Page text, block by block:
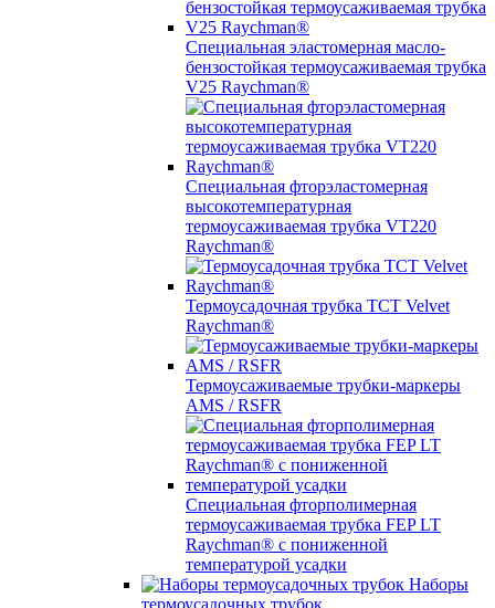
Специальная эластомерная масло-
бензостойкая термоусаживаемая трубка
V25 Raychman®
Специальная фторэластомерная
высокотемпературная
термоусаживаемая трубка VT220
Raychman®
Термоусадочная трубка TCT Velvet
Raychman®
Термоусаживаемые трубки-маркеры
AMS / RSFR
Специальная фторполимерная
термоусаживаемая трубка FEP LT
Raychman® с пониженной
температурой усадки
Наборы
термоусадочных трубок